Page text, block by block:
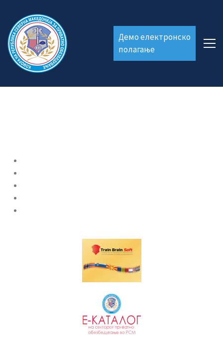
Демо електронско
полагање